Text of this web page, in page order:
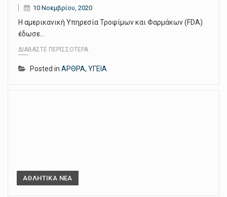
10 Νοεμβρίου, 2020
Η αμερικανική Υπηρεσία Τροφίμων και Φαρμάκων (FDA)
έδωσε…
ΔΙΑΒΆΣΤΕ ΠΕΡΙΣΣΌΤΕΡΑ
Posted in ΑΡΘΡΑ, ΥΓΕΙΑ
ΑΘΛΗΤΙΚΑ ΝΕΑ